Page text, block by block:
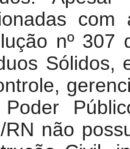
nº 307
Sólidos,
Poder
RN não